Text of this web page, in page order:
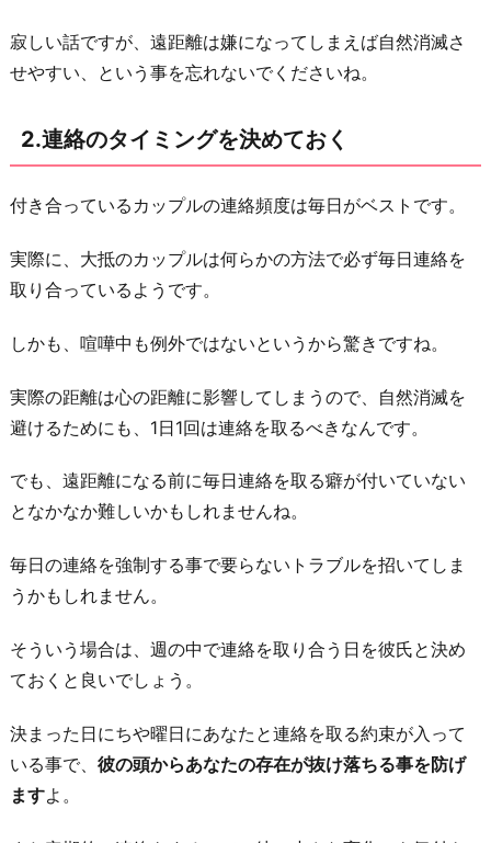
は
程
と
タ
イ
ン
グ
気
つ
け
4.
の
事
寂
し
を
過
度
寂しい話ですが、遠距離は嫌になってしまえば自然消滅さ
せやすい、という事を忘れないでくださいね。
2.連絡のタイミングを決めておく
付き合っているカップルの連絡頻度は毎日がベストです。
実際に、大抵のカップルは何らかの方法で必ず毎日連絡を
取り合っているようです。
しかも、喧嘩中も例外ではないというから驚きですね。
実際の距離は心の距離に影響してしまうので、自然消滅を
避けるためにも、1日1回は連絡を取るべきなんです。
でも、遠距離になる前に毎日連絡を取る癖が付いていない
となかなか難しいかもしれませんね。
毎日の連絡を強制する事で要らないトラブルを招いてしま
うかもしれません。
そういう場合は、週の中で連絡を取り合う日を彼氏と決め
ておくと良いでしょう。
決まった日にちや曜日にあなたと連絡を取る約束が入って
いる事で、 彼の頭からあなたの存在が抜け落ちる事を防げ
ますよ。